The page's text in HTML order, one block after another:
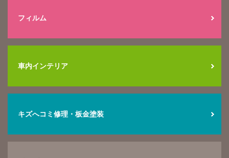
フィルム
車内インテリア
キズへコミ修理・板金塗装